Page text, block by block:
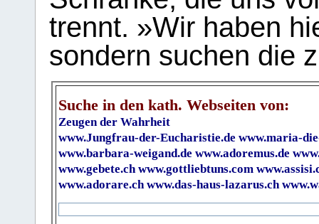
trennt. »Wir haben
sondern suchen die
Suche in den kath. Webseiten von:
Zeugen der Wahrheit
www.Jungfrau-der-Eucharistie.de www.maria-
www.barbara-weigand.de www.adoremus.de
www.gebete.ch www.gottliebtuns.com
www.adorare.ch www.das-haus-lazarus.ch